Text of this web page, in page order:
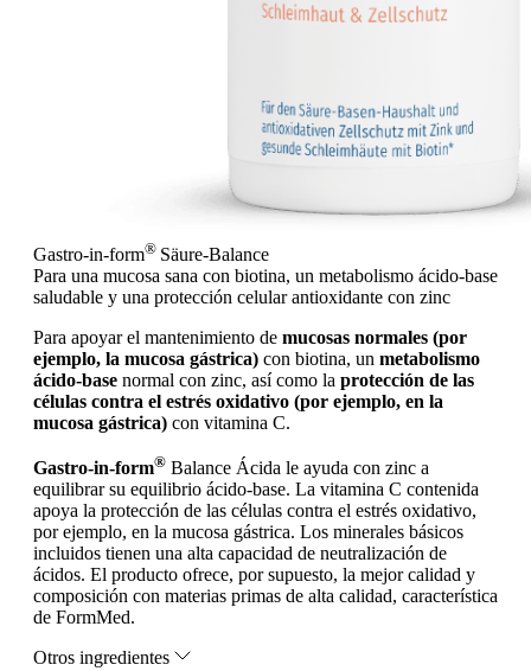
Gastro-in-form® Säure-Balance
Para una mucosa sana con biotina, un metabolismo ácido-base
saludable y una protección celular antioxidante con zinc
Para apoyar el mantenimiento de mucosas normales (por
ejemplo, la mucosa gástrica) con biotina, un metabolismo
ácido-base normal con zinc, así como la protección de las
células contra el estrés oxidativo (por ejemplo, en la
mucosa gástrica) con vitamina C.
Gastro-in-form® Balance Ácida le ayuda con zinc a
equilibrar su equilibrio ácido-base. La vitamina C contenida
apoya la protección de las células contra el estrés oxidativo,
por ejemplo, en la mucosa gástrica. Los minerales básicos
incluidos tienen una alta capacidad de neutralización de
ácidos. El producto ofrece, por supuesto, la mejor calidad y
composición con materias primas de alta calidad, característica
de FormMed.
Otros ingredientes